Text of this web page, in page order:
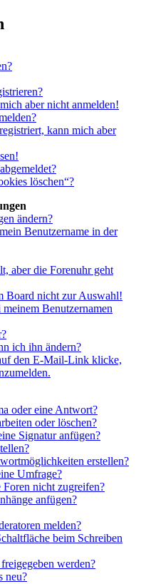
aber nicht anmelden!
kann mich aber
löschen“?
ändern?
Benutzername in der
aber die Forenuhr geht
Board nicht zur Auswahl!
Benutzernamen
ich ihn ändern?
den E-Mail-Link klicke,
oder eine Antwort?
oder löschen?
Signatur anfügen?
erstellen?
Umfrage?
nicht zugreifen?
anfügen?
melden?
beim Schreiben
werden?
neu?